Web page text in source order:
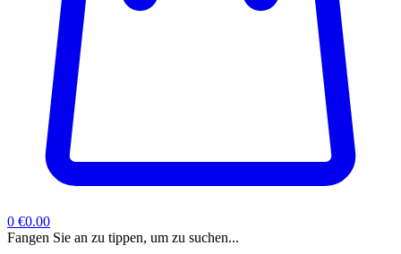
0 €0.00
Fangen Sie an zu tippen, um zu suchen...